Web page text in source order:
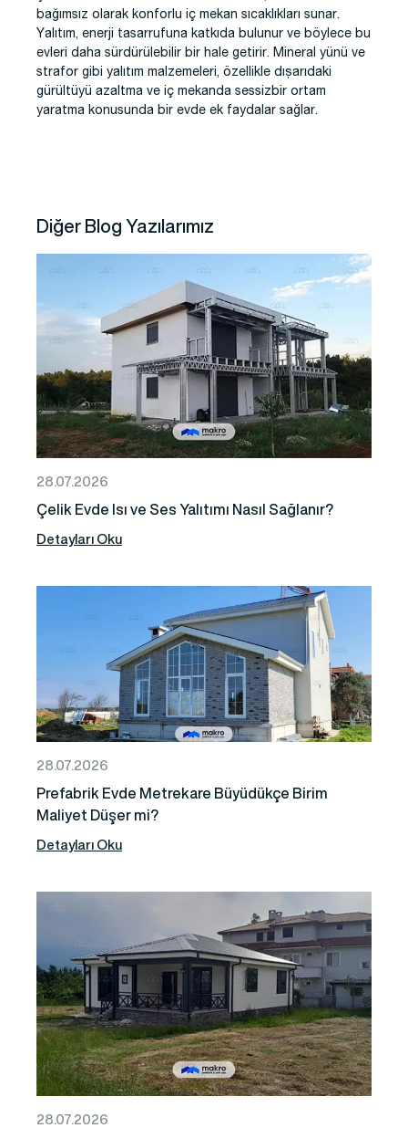
bağımsız olarak konforlu iç mekan sıcaklıkları sunar.
Yalıtım, enerji tasarrufuna katkıda bulunur ve böylece bu
evleri daha sürdürülebilir bir hale getirir. Mineral yünü ve
strafor gibi yalıtım malzemeleri, özellikle dışarıdaki
gürültüyü azaltma ve iç mekanda sessizbir ortam
yaratma konusunda bir evde ek faydalar sağlar.
Diğer Blog Yazılarımız
28.07.2026
Çelik Evde Isı ve Ses Yalıtımı Nasıl Sağlanır?
Detayları Oku
28.07.2026
Prefabrik Evde Metrekare Büyüdükçe Birim
Maliyet Düşer mi?
Detayları Oku
28.07.2026